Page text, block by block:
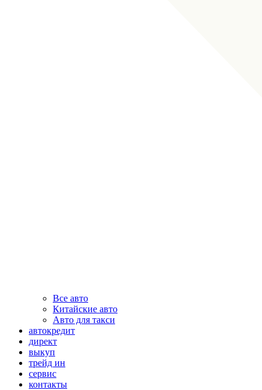
Все авто
Китайские авто
Авто для такси
автокредит
директ
выкуп
трейд ин
сервис
контакты